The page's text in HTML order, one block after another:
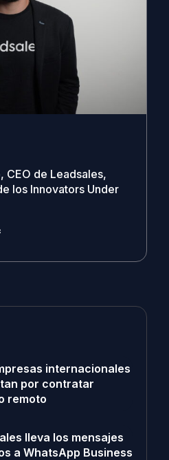
CEO de Leadsales,
los Innovators Under
internacionales
por contratar
remoto
lleva los mensajes
a WhatsApp Business